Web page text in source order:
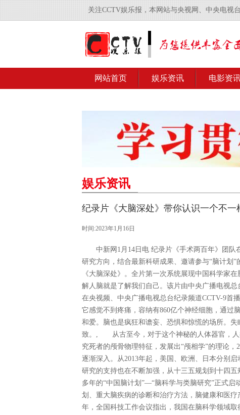
关注CCTV娱乐报，本网站与央视网、中央电视台
网站首页 娱乐资讯 电影资
娱乐资讯
纪录片《大脑深处》带你认识一个不一
时间:2023年1月16日
中新网1月14日电 纪录片《手术两百年》团队
研究方向，结合最新科研成果、邀请参与“脑计划
《大脑深处》。全片第一次系统展现中国科学家
解人脑就是了解我们自己。该片由中央广播电视总
在央视频、中央广播电视总台纪录频道CCTV-9
它感觉不到疼痛，容纳有860亿个神经细胞，通过
和爱。脑也是疯狂和谵妄、恐惧和惊慌的场所。
致。, 从古至今，对于这个神秘的人体器官，人
究死者的颅骨物理特征，发展出“颅相学”的理论
逐渐深入。从2013年起，美国、欧洲、日本分别
研究的支持也在不断加强，从十三五规划到十四
多年的“中国脑计划”—“脑科学与类脑研究”正式
划、重大脑疾病的诊断和治疗方法，脑健康和医
年，全国科技工作会议指出，我国在脑科学领